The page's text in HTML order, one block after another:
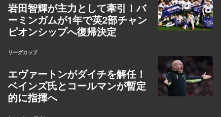
岩田智輝が主力として牽引！バ
ーミンガムが1年で英2部チャン
ピオンシップへ復帰決定
リーグカップ
エヴァートンがダイチを解任！
ベインズ氏とコールマンが暫定
的に指揮へ